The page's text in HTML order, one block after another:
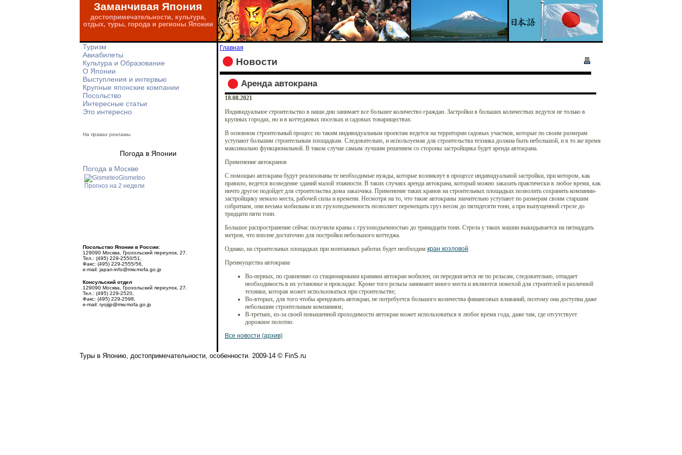
Заманчивая Япония
достопримечательности, культура,
отдых, туры, города и регионы Японии
Туризм
Авиабилеты
Культура и Образование
О Японии
Выступления и интервью
Крупные японские компании
Посольство
Интересные статьи
Это интересно
На правах рекламы
Погода в Японии
Погода в Москве
Gismeteo
Прогноз на 2 недели
Посольство Японии в России:
129090 Москва, Грохольский переулок, 27.
Тел.: (495) 229-2550/51,
Факс: (495) 229-2555/56,
e-mail: japan-info@mw.mofa.go.jp
Консульский отдел
129090 Москва, Грохольский переулок, 27.
Тел.: (495) 229-2520,
Факс: (495) 229-2598,
e-mail: ryojijp@mw.mofa.go.jp
Главная
Новости
Аренда автокрана
18.08.2021
Индивидуальное строительство в наши дни занимает все большее количество граждан. Застройки в больших количествах ведутся не только в
крупных городах, но и в коттеджных поселках и садовых товариществах.
В основном строительный процесс по таким индивидуальным проектам ведется на территории садовых участков, которые по своим размерам
уступают большим строительным площадкам. Следовательно, и используемая для строительства техника должна быть небольшой, и в то же время
максимально функциональной. В таком случае самым лучшим решением со стороны застройщика будет аренда автокрана.
Применение автокранов
С помощью автокрана будут реализованы те необходимые нужды, которые возникнут в процессе индивидуальной застройки, при котором, как
правило, ведется возведение зданий малой этажности. В таких случаях аренда автокрана, который можно заказать практически в любое время, как
ничто другое подойдет для строительства дома заказчика. Применение таких кранов на строительных площадках позволить сохранить компании-
застройщику немало места, рабочей силы и времени. Несмотря на то, что такие автокраны значительно уступают по размерам своим старшим
собратьям, они весьма мобильны и их грузоподъемность позволяет перемещать груз весом до пятидесяти тонн, а при выпущенной стреле до
тридцати пяти тонн.
Большое распространение сейчас получили краны с грузоподъемностью до тринадцати тонн. Стрела у таких машин выкидывается на пятнадцать
метров, что вполне достаточно для постройки небольшого коттеджа.
Однако, на строительных площадках при монтажных работах будет необходим кран козловой.
Преимущества автокрана
Во-первых, по сравнению со стационарными кранами автокран мобилен, он передвигается не по рельсам, следовательно, отпадает
необходимость в их установке и прокладке. Кроме того рельсы занимают много места и являются помехой для строителей и различной
техники, которая может использоваться при строительстве;
Во-вторых, для того чтобы арендовать автокран, не потребуется большого количества финансовых вливаний, поэтому она доступна даже
небольшим строительным компаниям;
В-третьих, из-за своей повышенной проходимости автокран может использоваться в любое время года, даже там, где отсутствует
дорожное полотно.
Все новости (архив)
Туры в Японию, достопримечательности, особенности. 2009-14 © FinS.ru